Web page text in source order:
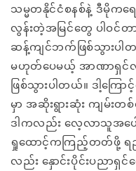
သမ္မတနိုင်ငံစနစ်နဲ့ ဒီမိုကရ
လွန်းတဲ့အမြင်တွေ ပါဝင်တာ
ဆန့်ကျင်ဘက်ဖြစ်သွားပါ
မဟုတ်ပေမယ့် အာဏာရှင်
ဖြစ်သွားပါတယ်။ ဒါ့ကြ
မှာ အဆိုးရွားဆုံး ကျမ်း
ဒါကလည်း လေ့လာသူအပ
ရှုထောင့်ကကြည့်တတ်ဖို့ ရည်
လည်း နှောင်းပိုင်းပညာရှ